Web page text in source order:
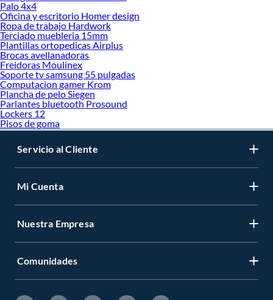
Palo 4x4
Oficina y escritorio Homer design
Ropa de trabajo Hardwork
Terciado muebleria 15mm
Plantillas ortopedicas Airplus
Brocas avellanadoras
Freidoras Moulinex
Soporte tv samsung 55 pulgadas
Computacion gamer Krom
Plancha de pelo Siegen
Parlantes bluetooth Prosound
Lockers 12
Pisos de goma
Servicio al Cliente
Mi Cuenta
Nuestra Empresa
Comunidades